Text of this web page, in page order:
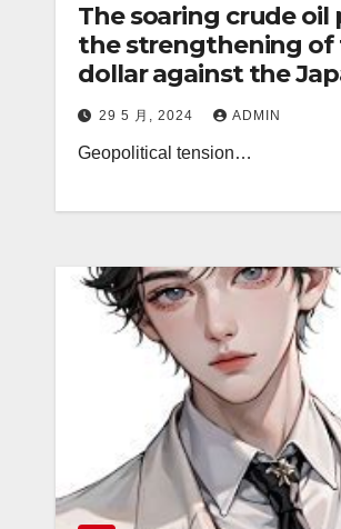
The soaring crude oil
the strengthening of
dollar against the
Revealing the
strategy behind it!
29 5 月, 2024 ADMIN
Geopolitical tension…